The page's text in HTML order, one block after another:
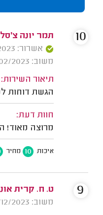
תמר יונה
אשרור: 12/06/2023
משוב: 21/02/2023
תיאור השירות:
הגשת דוחות
חוות דעת:
מרוצה מאוד!
איכות 10 מחיר
10
ט. ח. קרית
משוב: 17/12/2023
9